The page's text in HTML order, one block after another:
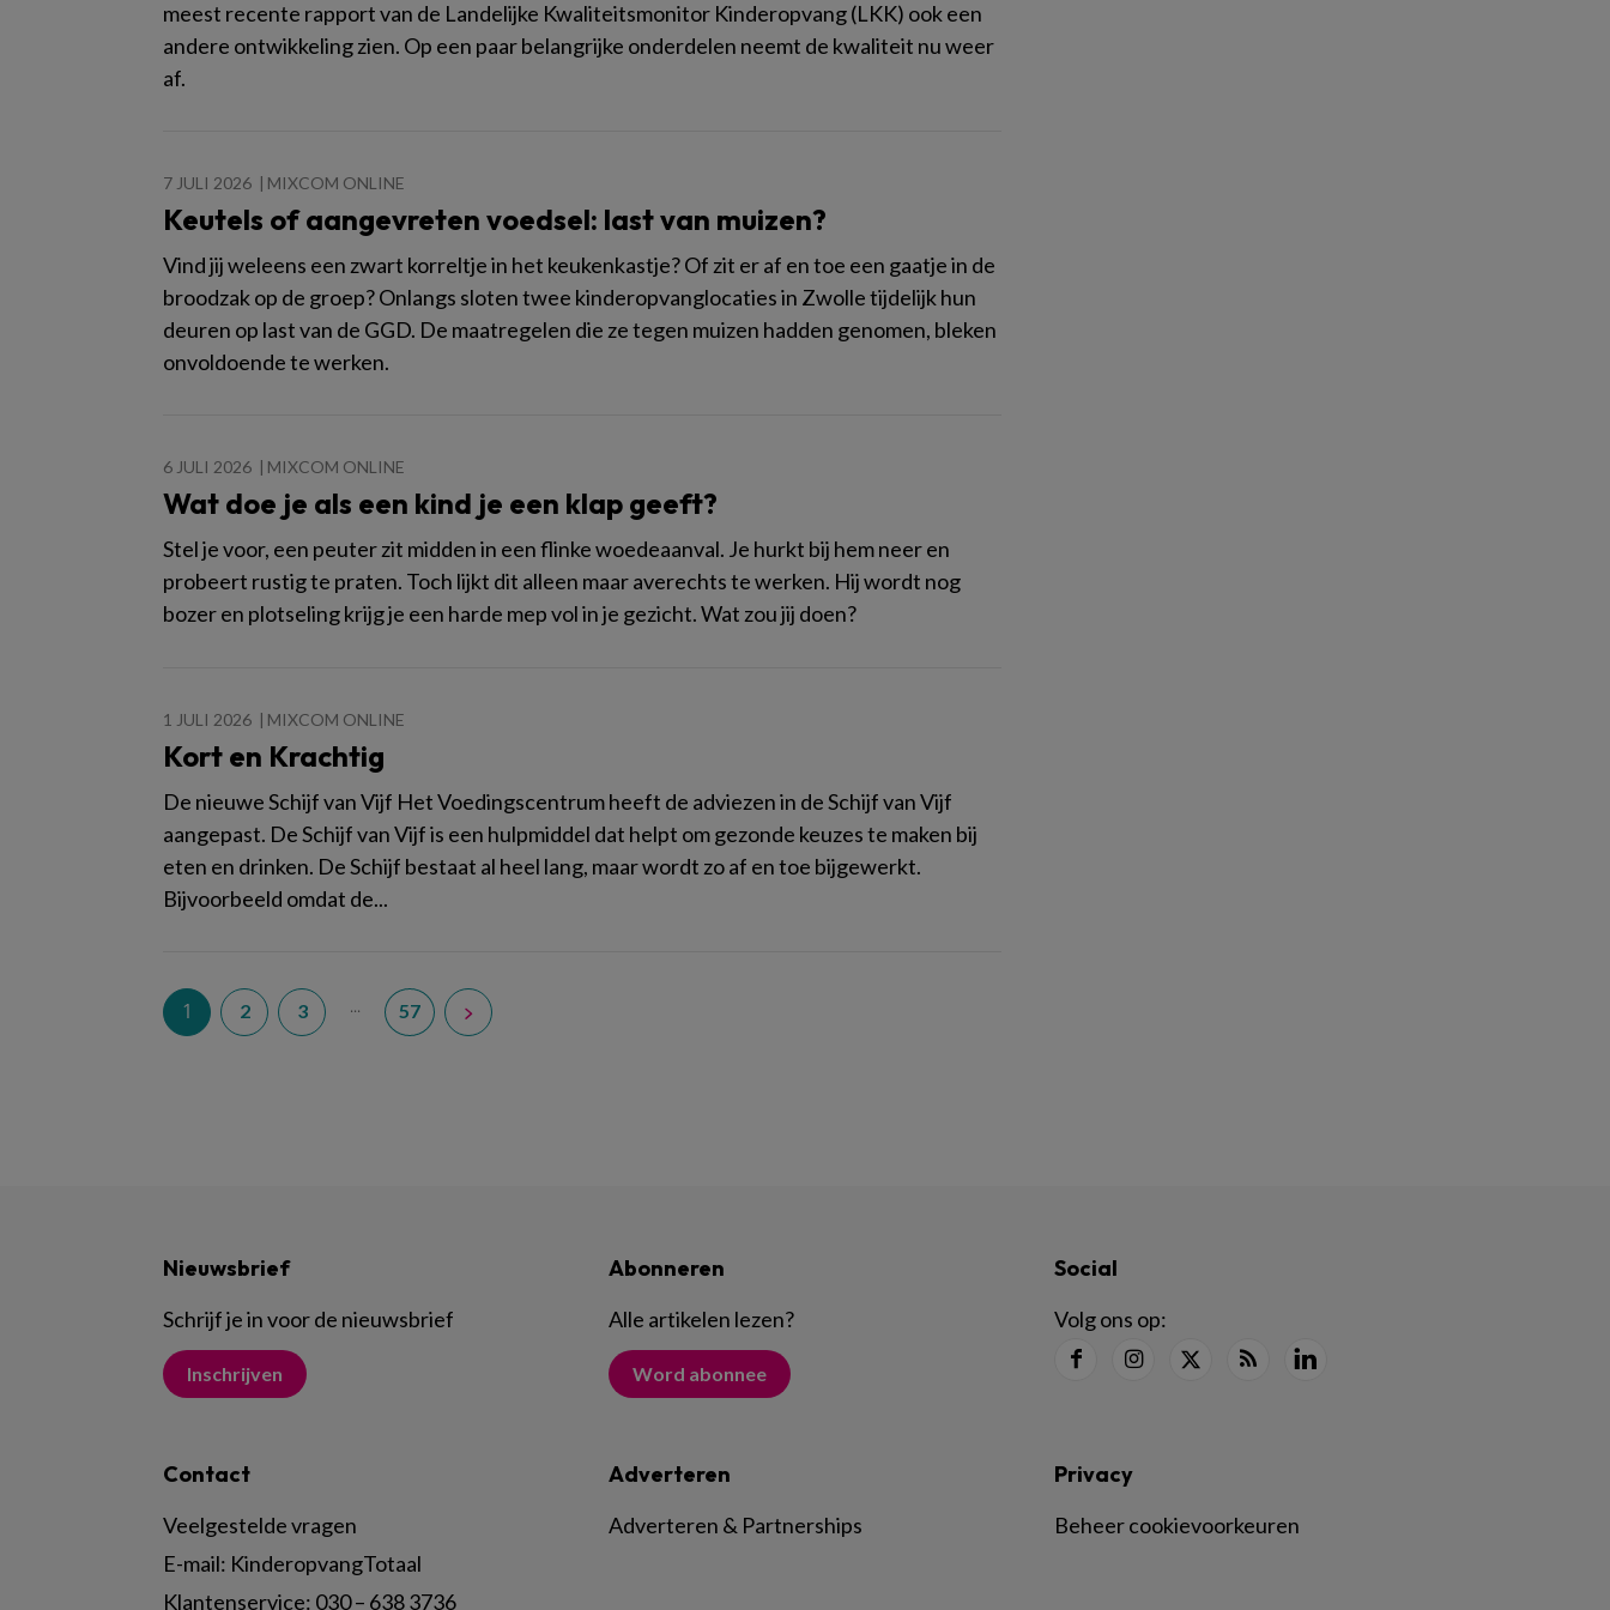
meest recente rapport van de Landelijke Kwaliteitsmonitor Kinderopvang (LKK) ook een
andere ontwikkeling zien. Op een paar belangrijke onderdelen neemt de kwaliteit nu weer
af.
7 JULI 2026 MIXCOM ONLINE
Keutels of aangevreten voedsel: last van muizen?
Vind jij weleens een zwart korreltje in het keukenkastje? Of zit er af en toe een gaatje in de
broodzak op de groep? Onlangs sloten twee kinderopvanglocaties in Zwolle tijdelijk hun
deuren op last van de GGD. De maatregelen die ze tegen muizen hadden genomen, bleken
onvoldoende te werken.
6 JULI 2026 MIXCOM ONLINE
Wat doe je als een kind je een klap geeft?
Stel je voor, een peuter zit midden in een flinke woedeaanval. Je hurkt bij hem neer en
probeert rustig te praten. Toch lijkt dit alleen maar averechts te werken. Hij wordt nog
bozer en plotseling krijg je een harde mep vol in je gezicht. Wat zou jij doen?
1 JULI 2026 MIXCOM ONLINE
Kort en Krachtig
De nieuwe Schijf van Vijf Het Voedingscentrum heeft de adviezen in de Schijf van Vijf
aangepast. De Schijf van Vijf is een hulpmiddel dat helpt om gezonde keuzes te maken bij
eten en drinken. De Schijf bestaat al heel lang, maar wordt zo af en toe bijgewerkt.
Bijvoorbeeld omdat de...
1 2 3 ... 57
Nieuwsbrief
Schrijf je in voor de nieuwsbrief
Inschrijven
Abonneren
Alle artikelen lezen?
Word abonnee
Social
Volg ons op:
Contact
Veelgestelde vragen
E-mail: KinderopvangTotaal
Klantenservice: 030 – 638 3736
Adverteren
Adverteren & Partnerships
Privacy
Beheer cookievoorkeuren